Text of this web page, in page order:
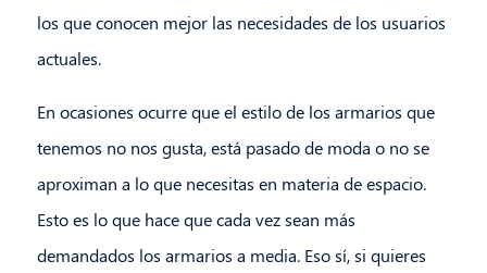
los que conocen mejor las necesidades de los usuarios
actuales.
En ocasiones ocurre que el estilo de los armarios que
tenemos no nos gusta, está pasado de moda o no se
aproximan a lo que necesitas en materia de espacio.
Esto es lo que hace que cada vez sean más
demandados los armarios a media. Eso sí, si quieres